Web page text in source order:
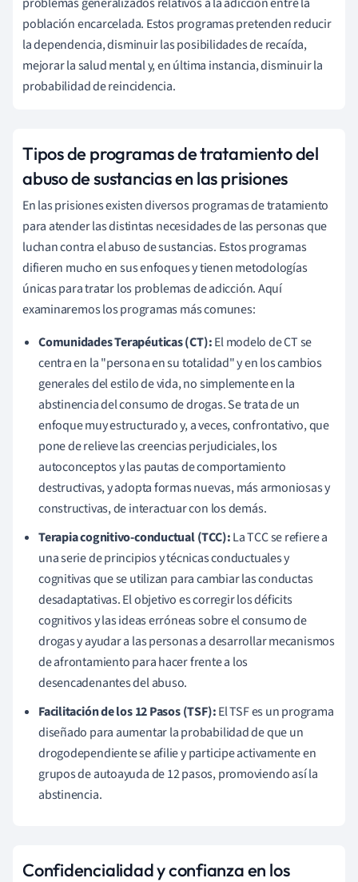
población encarcelada. Estos programas pretenden reducir
la dependencia, disminuir las posibilidades de recaída,
mejorar la salud mental y, en última instancia, disminuir la
probabilidad de reincidencia.
Tipos de programas de tratamiento del
abuso de sustancias en las prisiones
En las prisiones existen diversos programas de tratamiento
para atender las distintas necesidades de las personas que
luchan contra el abuso de sustancias. Estos programas
difieren mucho en sus enfoques y tienen metodologías
únicas para tratar los problemas de adicción. Aquí
examinaremos los programas más comunes:
Comunidades Terapéuticas (CT):El modelo de CT se
centra en la "persona en su totalidad" y en los cambios
generales del estilo de vida, no simplemente en la
abstinencia del consumo de drogas. Se trata de un
enfoque muy estructurado y, a veces, confrontativo, que
pone de relieve las creencias perjudiciales, los
autoconceptos y las pautas de comportamiento
destructivas, y adopta formas nuevas, más armoniosas y
constructivas, de interactuar con los demás.
Terapia cognitivo-conductual (TCC):La TCC se refiere a
una serie de principios y técnicas conductuales y
cognitivas que se utilizan para cambiar las conductas
desadaptativas. El objetivo es corregir los déficits
cognitivos y las ideas erróneas sobre el consumo de
drogas y ayudar a las personas a desarrollar mecanismos
de afrontamiento para hacer frente a los
desencadenantes del abuso.
Facilitación de los 12 Pasos (TSF):El TSF es un programa
diseñado para aumentar la probabilidad de que un
drogodependiente se afilie y participe activamente en
grupos de autoayuda de 12 pasos, promoviendo así la
abstinencia.
Confidencialidad y confianza en los